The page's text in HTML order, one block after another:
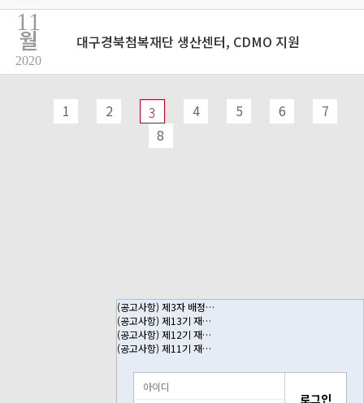
11
월
2020
대구경북첨복재단 생산센터, CDMO 지원
1 2 3 4 5 6
7
8
(공고사항) 제3자 배정…
(공고사항) 제13기 재…
(공고사항) 제12기 재…
(공고사항) 제11기 재…